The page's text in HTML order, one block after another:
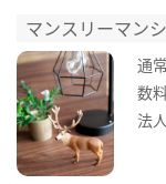
マンスリーマン
通
数
法